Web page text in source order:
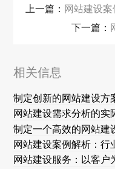
上一篇： 网站建设案例
下一篇：
相关信息
制定创新的网站建设方
网站建设需求分析的实
制定一个高效的网站建
网站建设案例解析：行
网站建设服务：以客户